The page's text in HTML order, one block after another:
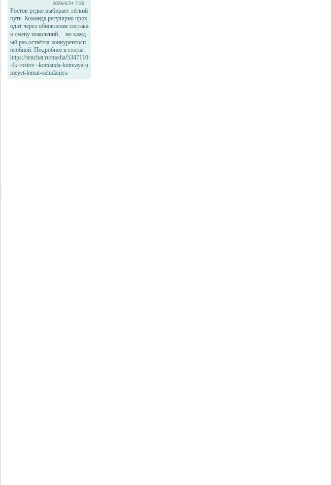
2026/6/24 7:30
Ростов редко выбирает лёгкий
путь. Команда регулярно прох
одит через обновление состава
и смену поколений、 но кажд
ый раз остаётся конкурентосп
особной. Подробнее в статье:
https://tenchat.ru/media/5347110
-fk-rostov--komanda-kotoraya-u
meyet-lomat-ozhidaniya